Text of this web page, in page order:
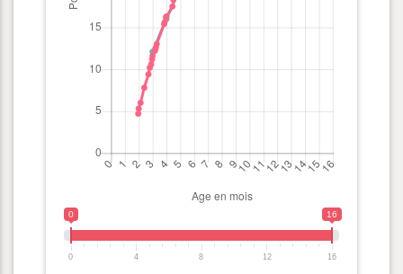
0 16
0 4 8 12 16